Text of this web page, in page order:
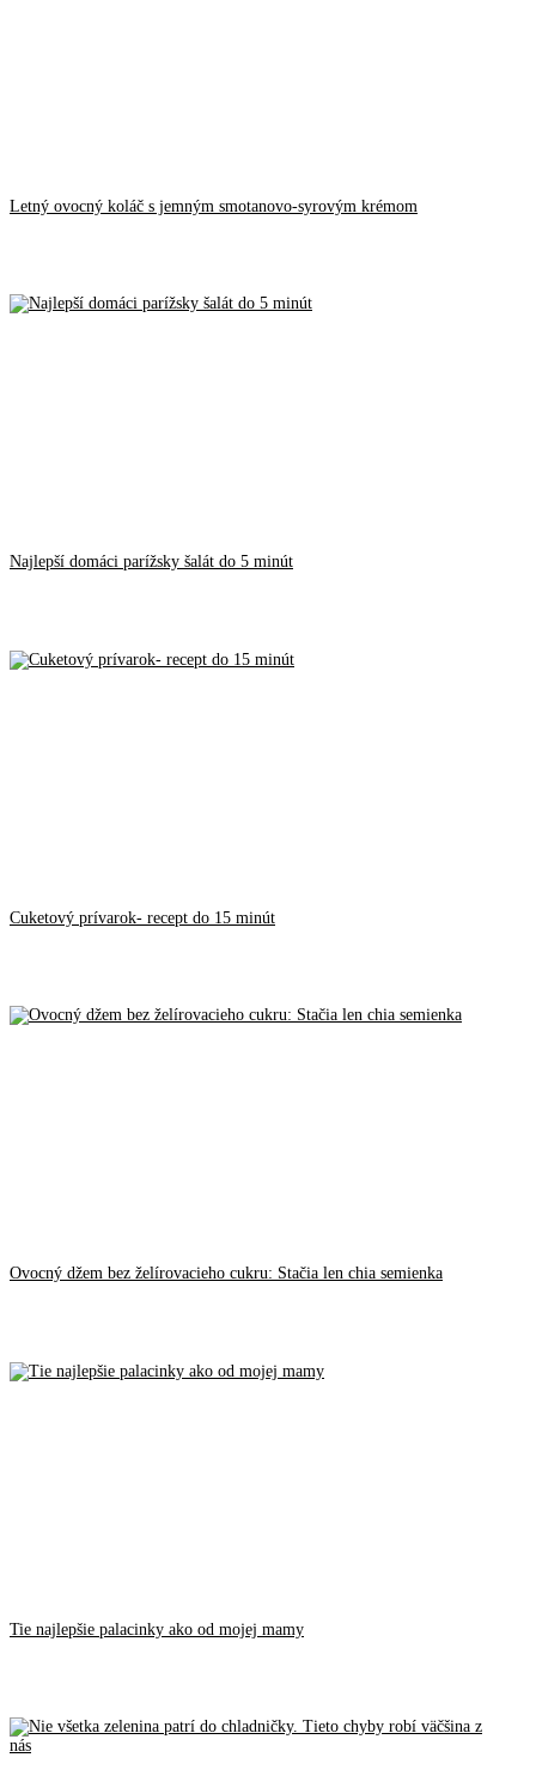
Letný ovocný koláč s jemným smotanovo-syrovým krémom
Najlepší domáci parížsky šalát do 5 minút
Cuketový prívarok- recept do 15 minút
Ovocný džem bez želírovacieho cukru: Stačia len chia semienka
Tie najlepšie palacinky ako od mojej mamy